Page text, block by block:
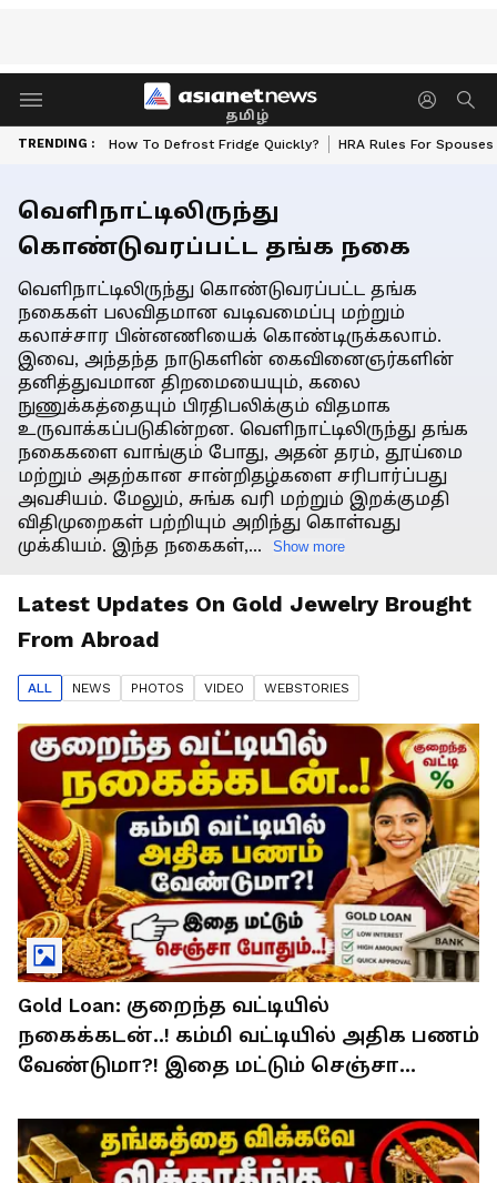
தமிழ்
TRENDING : How To Defrost Fridge Quickly? HRA Rules For Spouses
வெளிநாட்டிலிருந்து
கொண்டுவரப்பட்ட தங்க நகை
வெளிநாட்டிலிருந்து கொண்டுவரப்பட்ட தங்க
நகைகள் பலவிதமான வடிவமைப்பு மற்றும்
கலாச்சார பின்னணியைக் கொண்டிருக்கலாம்.
இவை, அந்தந்த நாடுகளின் கைவினைஞர்களின்
தனித்துவமான திறமையையும், கலை
நுணுக்கத்தையும் பிரதிபலிக்கும் விதமாக
உருவாக்கப்படுகின்றன. வெளிநாட்டிலிருந்து தங்க
நகைகளை வாங்கும் போது, அதன் தரம், தூய்மை
மற்றும் அதற்கான சான்றிதழ்களை சரிபார்ப்பது
அவசியம். மேலும், சுங்க வரி மற்றும் இறக்குமதி
விதிமுறைகள் பற்றியும் அறிந்து கொள்வது
முக்கியம். இந்த நகைகள்,...
Show more
Latest Updates On Gold Jewelry Brought
From Abroad
ALL NEWS PHOTOS VIDEO WEBSTORIES
Gold Loan: குறைந்த வட்டியில்
நகைக்கடன்..! கம்மி வட்டியில் அதிக பணம்
வேண்டுமா?! இதை மட்டும் செஞ்சா